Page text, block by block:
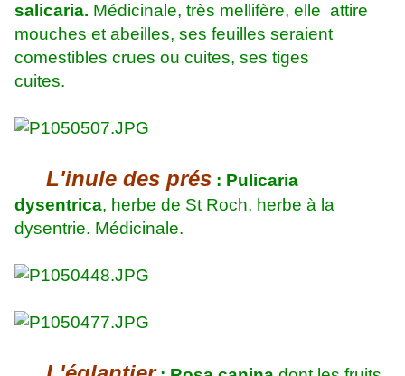
salicaria. Médicinale, très mellifère, elle attire
mouches et abeilles, ses feuilles seraient
comestibles crues ou cuites, ses tiges
cuites.
L'inule des prés : Pulicaria
dysentrica, herbe de St Roch, herbe à la
dysentrie. Médicinale.